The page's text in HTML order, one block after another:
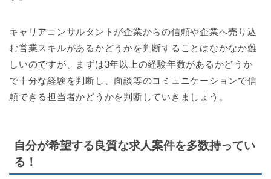
キャリアコンサルタントが企業からの信頼や企業へ売り込
む営業スキルがあるかどうかを判断することはなかなか難
しいのですが、まずは3年以上の経験年数があるかどうか
で十分な経験を判断し、面談等のコミュニケーションで信
頼できる担当者かどうかを判断していきましょう。
自分が希望する良質な求人案件を多数持ってい
る！